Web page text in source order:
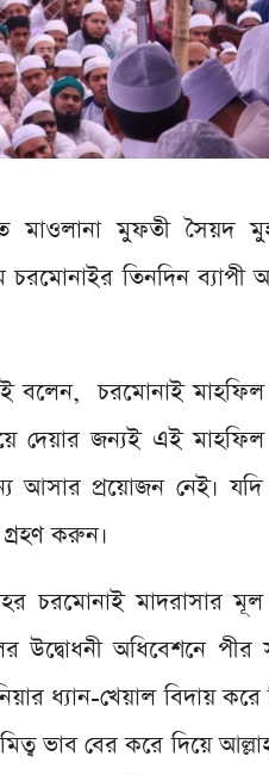
মুফতী সৈয়দ
চরমোনাইর তিনদিন ব্যাপী
বলেন, চরমোনাই
দেয়ার জন্যই এই মাহফিল
আসার প্রয়োজন নেই।
গ্রহণ করুন।
চরমোনাই মাদরাসার মূল
উদ্বোধনী অধিবেশনে
ধ্যান-খেয়াল বিদায়
ভাব বের করে দিয়ে